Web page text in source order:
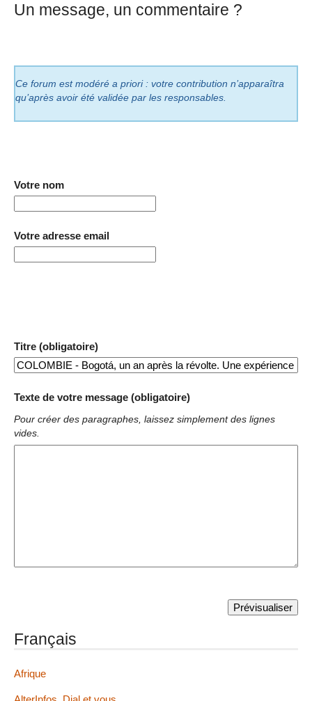
Un message, un commentaire ?
Ce forum est modéré a priori : votre contribution n’apparaîtra
qu’après avoir été validée par les responsables.
Votre nom
Votre adresse email
Titre (obligatoire)
Texte de votre message (obligatoire)
Pour créer des paragraphes, laissez simplement des lignes
vides.
Français
Afrique